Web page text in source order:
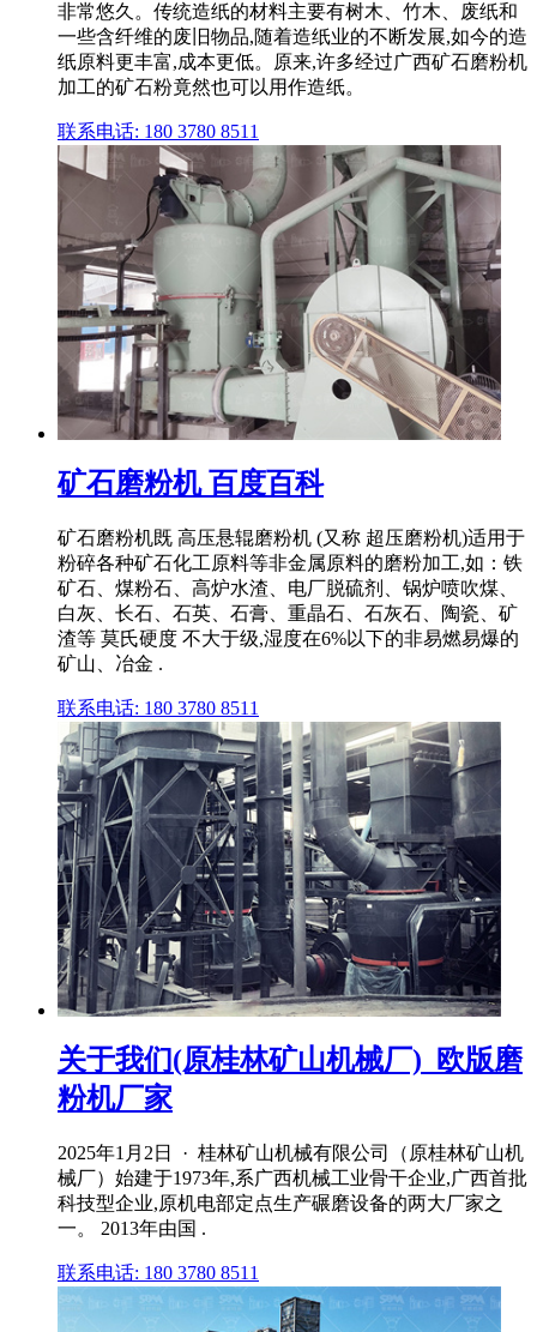
非常悠久。传统造纸的材料主要有树木、竹木、废纸和
一些含纤维的废旧物品,随着造纸业的不断发展,如今的造
纸原料更丰富,成本更低。原来,许多经过广西矿石磨粉机
加工的矿石粉竟然也可以用作造纸。
联系电话: 180 3780 8511
矿石磨粉机 百度百科
矿石磨粉机既 高压悬辊磨粉机 (又称 超压磨粉机)适用于
粉碎各种矿石化工原料等非金属原料的磨粉加工,如：铁
矿石、煤粉石、高炉水渣、电厂脱硫剂、锅炉喷吹煤、
白灰、长石、石英、石膏、重晶石、石灰石、陶瓷、矿
渣等 莫氏硬度 不大于级,湿度在6%以下的非易燃易爆的
矿山、冶金 .
联系电话: 180 3780 8511
关于我们(原桂林矿山机械厂)_欧版磨
粉机厂家
2025年1月2日 · 桂林矿山机械有限公司（原桂林矿山机
械厂）始建于1973年,系广西机械工业骨干企业,广西首批
科技型企业,原机电部定点生产碾磨设备的两大厂家之
一。 2013年由国 .
联系电话: 180 3780 8511